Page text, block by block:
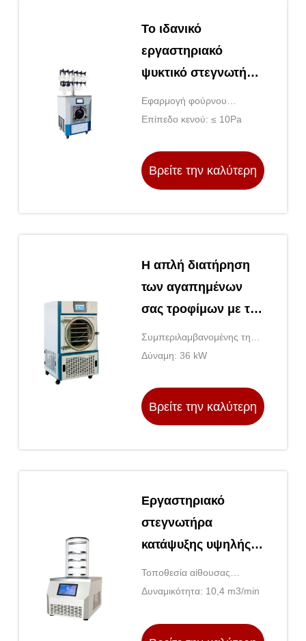
Το ιδανικό
εργαστηριακό
ψυκτικό στεγνωτήρα
για μακροχρόνια
διατήρηση
Εφαρμογή φούρνου
στεγνώματος: Στεγνωτήριο
Επίπεδο κενού: ≤ 10Pa
Βρείτε την καλύτερη
Η απλή διατήρηση
των αγαπημένων
σας τροφίμων με το
ψυγείο
Συμπεριλαμβανομένης της
αντλίας κενού: - Ναι, ναι.
Δύναμη: 36 kW
Βρείτε την καλύτερη
Εργαστηριακό
στεγνωτήρα
κατάψυξης υψηλής
θερμοκρασίας και
πίεσης σειράς TOPT-
Τοποθεσία αίθουσας
επίδειξης: ΚανέναΔυναμικότητα: 10,4 m3/min